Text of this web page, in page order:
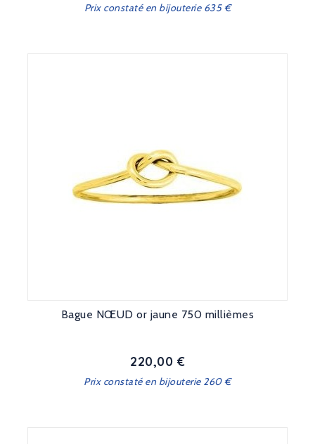
Prix constaté en bijouterie 635 €
Bague NŒUD or jaune 750 millièmes
Prix
220,00 €
Prix constaté en bijouterie 260 €